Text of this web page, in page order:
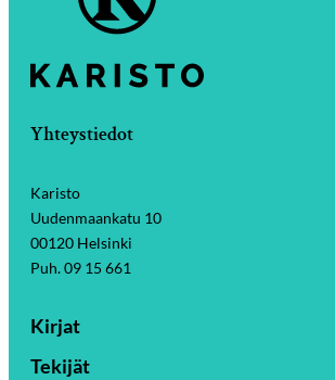
Yhteystiedot
Karisto
Uudenmaankatu 10
00120 Helsinki
Puh. 09 15 661
Kirjat
Tekijät